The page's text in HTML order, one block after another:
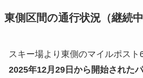
東側区間の通行状況（継続中
スキー場より東側のマイルポスト
2025年12月29日から開始された